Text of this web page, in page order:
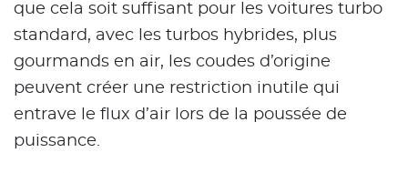
que cela soit suffisant pour les voitures turbo
standard, avec les turbos hybrides, plus
gourmands en air, les coudes d’origine
peuvent créer une restriction inutile qui
entrave le flux d’air lors de la poussée de
puissance.